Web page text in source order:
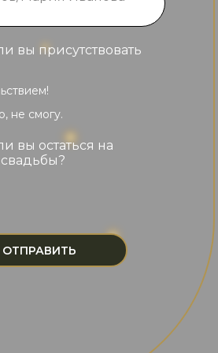
вы присутствовать
не смогу.
вы остаться на
ОТПРАВИТЬ